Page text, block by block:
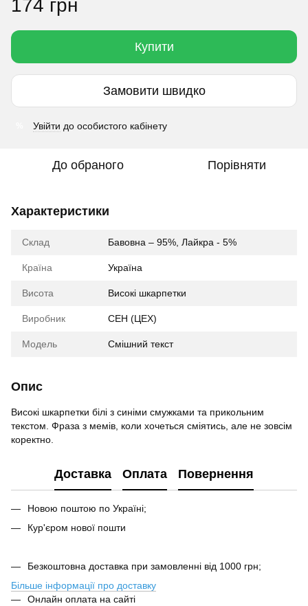
174 грн
Купити
Замовити швидко
Увійти до особистого кабінету
До обраного Порівняти
Характеристики
Склад Бавовна – 95%, Лайкра - 5%
Країна Україна
Висота Високі шкарпетки
Виробник CEH (ЦЕХ)
Модель Смішний текст
Опис
Високі шкарпетки білі з синіми смужками та прикольним
текстом. Фраза з мемів, коли хочеться сміятись, але не зовсім
коректно.
Доставка Оплата Повернення
Новою поштою по Україні;
Кур'єром нової пошти
Безкоштовна доставка при замовленні від 1000 грн;
Більше інформації про доставку
Онлайн оплата на сайті